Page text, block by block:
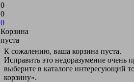
0
0
0
Корзина
пуста
К сожалению, ваша корзина пуста.
Исправить это недоразумение очень
выберите в каталоге интересующий
корзину».